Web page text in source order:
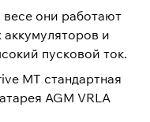
они работают
и
пусковой ток.
МТ стандартная
AGM VRLA